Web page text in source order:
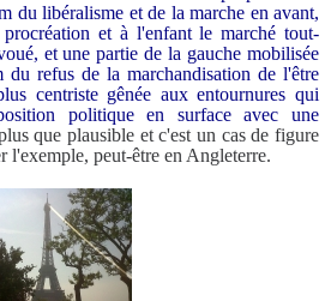
du libéralisme et de la marche en avant,
et à l'enfant le marché tout-
et une partie de la gauche mobilisée
du refus de la marchandisation de l'être
centriste gênée aux entournures qui
politique en surface avec une
que plausible et c'est un cas de figure
peut-être en Angleterre.